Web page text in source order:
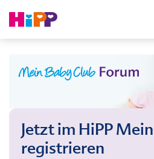
Jetzt im HiPP
registrieren